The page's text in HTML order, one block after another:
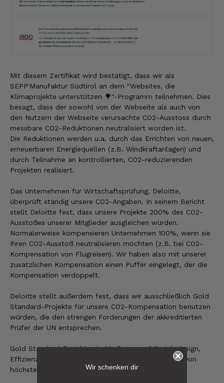
Mit diesem Zertifikat wird bestätigt, dass wir als
SEPP'Manufaktur Südtirol an dem "Websites, die
Klimaprojekte unterstützen 🌳"-Programm teilnehmen. Dies
besagt, dass der sowohl von der Webseite als auch von
den Nutzern der Webseite verursachte CO2-Ausstoss durch
messbare CO2-Reduktionen neutralisiert worden ist.
Die Reduktionen werden u.a. durch das Errichten von neuen,
erneuerbaren Energiequellen (z.B. Windkraftanlagen) und
durch Teilnahme an kontrollierten, CO2-reduzierenden
Projekten realisiert.
Das Unternehmen für Wirtschaftsprüfung, Deloitte,
überprüft ständig unsere CO2-Angaben. In seinem Bericht
stellt Deloitte fest, dass unsere Projekte 200% des CO2-
Ausstoẞes unserer Mitglieder ausgleichen würden.
Normalerweise kompensieren Unternehmen 100%, wenn sie
Ihren CO2-Ausstoẞ neutralisieren möchten (z.B. bei CO2-
Kompensation von Flugreisen). Wir haben also mit unserer
zusätzlichen Kompensation einen Puffer eingelegt, der die
Kompensation verdoppelt.
Deloitte stellt auẞerdem fest, dass wir ausschlieẞlich Gold
Standard-Projekte für unsere CO2-Kompensation benutzen
würden, die den strengen Forderungen der akkreditierten
Prüfer der UN entsprechen.
Gold Standard-Projekte sind in Bezug auf Projektdesign,
Effizienz, Governance und Dokumentation Projekte von
höchster Qualität.
Wir schenken dir